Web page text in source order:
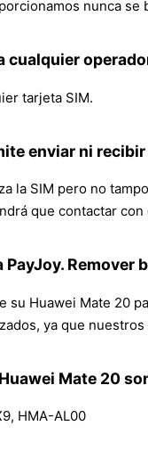
nunca
cualquier
tarjeta SIM.
enviar ni
la SIM pero no
que contactar
Remover
su Huawei Mate 20
ya que
Mate 20
HMA-AL00